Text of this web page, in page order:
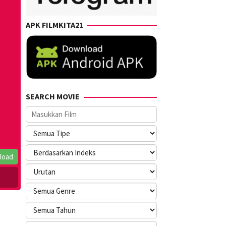
APK FILMKITA21
SEARCH MOVIE